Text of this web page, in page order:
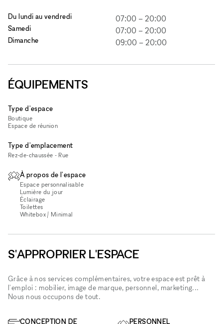
Du lundi au vendredi 07:00 – 20:00
Samedi 07:00 – 20:00
Dimanche 09:00 – 20:00
ÉQUIPEMENTS
Type d'espace
Boutique
Espace de réunion
Type d'emplacement
Rez-de-chaussée - Rue
À propos de l'espace
Espace personnalisable
Lumière du jour
Éclairage
Toilettes
Whitebox / Minimal
S'APPROPRIER L'ESPACE
Grâce à nos services complémentaires, votre espace est prêt à
l'emploi : mobilier, image de marque, personnel, marketing...
Nous nous occupons de tout.
CONCEPTION DE
PERSONNEL